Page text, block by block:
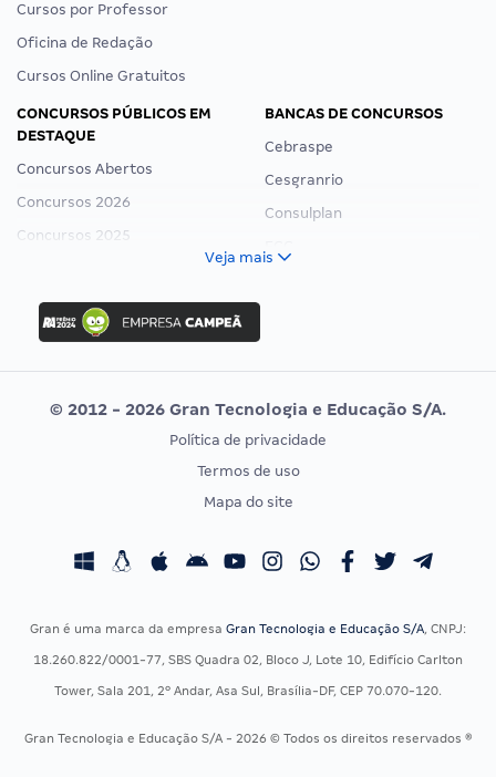
Cursos por Professor
Oficina de Redação
Cursos Online Gratuitos
CONCURSOS PÚBLICOS EM
DESTAQUE
Concursos Abertos
Concursos 2026
Concursos 2025
Concurso Ibama
Concurso MPU
Editais publicados
BANCAS DE CONCURSOS
Cebraspe
Cesgranrio
Consulplan
Vunesp
CONCURSOS POR PROFISSÃO
Concursos Fiscais
Concursos Saúde
Residência Multiprofissional
EXAME DE ORDEM
Calendário OAB
Veja mais
© 2012 - 2026 Gran Tecnologia e Educação S/A.
Política de privacidade
Termos de uso
Mapa do site
Gran é uma marca da empresa Gran Tecnologia e Educação S/A, CNPJ:
18.260.822/0001-77, SBS Quadra 02, Bloco J, Lote 10, Edifício Carlton
Tower, Sala 201, 2º Andar, Asa Sul, Brasília-DF, CEP 70.070-120.
Gran Tecnologia e Educação S/A - 2026 © Todos os direitos reservados ®